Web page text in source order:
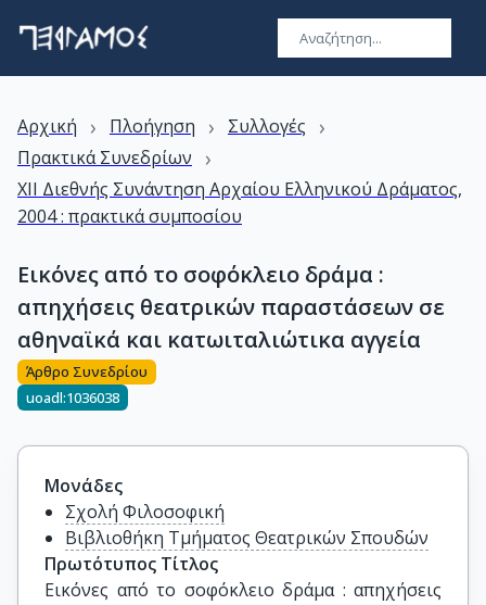
Αρχική › Πλοήγηση › Συλλογές ›
Πρακτικά Συνεδρίων ›
XII Διεθνής Συνάντηση Αρχαίου Ελληνικού Δράματος,
2004 : πρακτικά συμποσίου
Εικόνες από το σοφόκλειο δράμα :
απηχήσεις θεατρικών παραστάσεων σε
αθηναϊκά και κατωιταλιώτικα αγγεία
Άρθρο Συνεδρίου
uoadl:1036038
Μονάδες
Σχολή Φιλοσοφική
Βιβλιοθήκη Τμήματος Θεατρικών Σπουδών
Πρωτότυπος Τίτλος
Εικόνες από το σοφόκλειο δράμα : απηχήσεις